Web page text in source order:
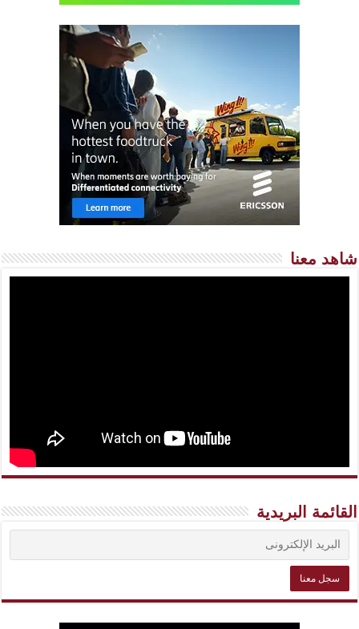
شاهد معنا
القائمة البريدية